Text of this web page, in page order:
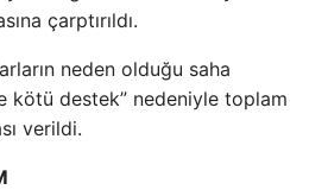
çarptırıldı.
neden olduğu saha
kötü destek” nedeniyle toplam
verildi.